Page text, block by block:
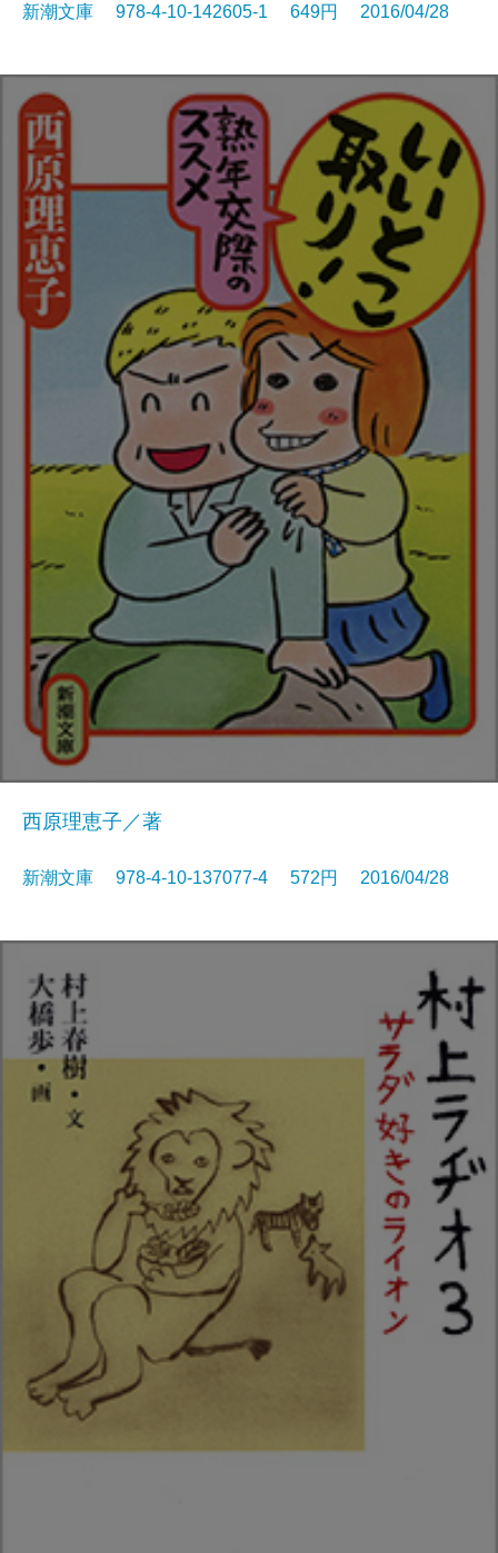
新潮文庫 978-4-10-142605-1 649円 2016/04/28
西原理恵子／著
新潮文庫 978-4-10-137077-4 572円 2016/04/28